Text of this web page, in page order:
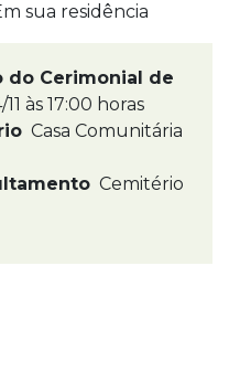
sua residência
do Cerimonial de
11 às 17:00 horas
Casa Comunitária
Cemitério